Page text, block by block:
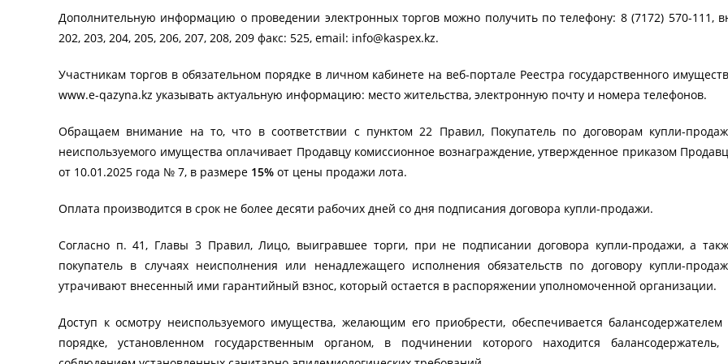
Дополнительную информацию о проведении электронных торгов можно получить по телефону: 8 (7172) 570-111,
202, 203, 204, 205, 206, 207, 208, 209 факс: 525, email: info@kaspex.kz.
Участникам торгов в обязательном порядке в личном кабинете на веб-портале Реестра государственного
www.e-qazyna.kz указывать актуальную информацию: место жительства, электронную почту и номера телефонов.
Обращаем внимание на то, что в соответствии с пунктом 22 Правил, Покупатель по договорам купли-
неиспользуемого имущества оплачивает Продавцу комиссионное вознаграждение, утвержденное приказом
от 10.01.2025 года № 7, в размере 15% от цены продажи лота.
Оплата производится в срок не более десяти рабочих дней со дня подписания договора купли-продажи.
Согласно п. 41, Главы 3 Правил, Лицо, выигравшее торги, при не подписании договора купли-продажи, а
покупатель в случаях неисполнения или ненадлежащего исполнения обязательств по договору купли-
утрачивают внесенный ими гарантийный взнос, который остается в распоряжении уполномоченной организации.
Доступ к осмотру неиспользуемого имущества, желающим его приобрести, обеспечивается балансодержателем
порядке, установленном государственным органом, в подчинении которого находится балансодержатель,